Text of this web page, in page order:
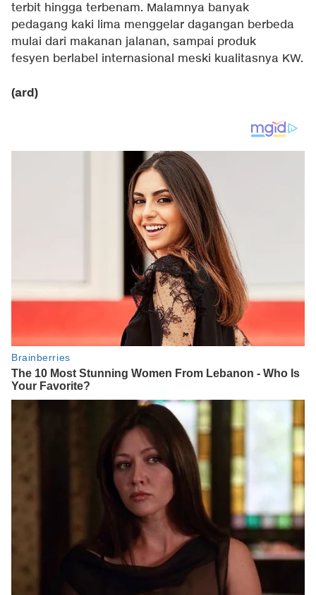
terbit hingga terbenam. Malamnya banyak
pedagang kaki lima menggelar dagangan berbeda
mulai dari makanan jalanan, sampai produk
fesyen berlabel internasional meski kualitasnya KW.
(ard)